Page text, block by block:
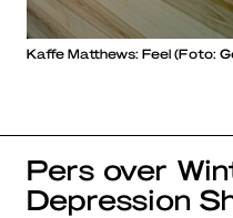
Kaffe Matthews: Feel (Foto:
Pers over
Depression